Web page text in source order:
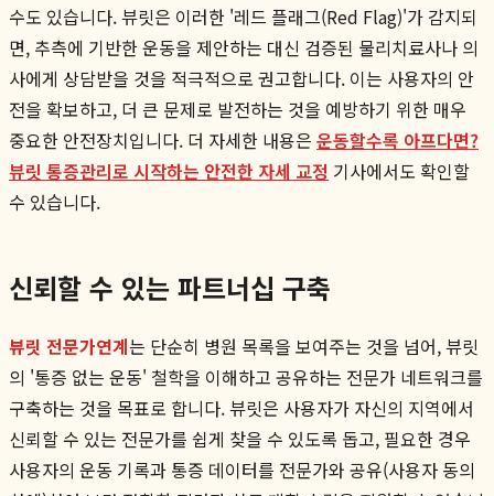
수도 있습니다. 뷰릿은 이러한 '레드 플래그(Red Flag)'가 감지되
면, 추측에 기반한 운동을 제안하는 대신 검증된 물리치료사나 의
사에게 상담받을 것을 적극적으로 권고합니다. 이는 사용자의 안
전을 확보하고, 더 큰 문제로 발전하는 것을 예방하기 위한 매우
중요한 안전장치입니다. 더 자세한 내용은 운동할수록 아프다면?
뷰릿 통증관리로 시작하는 안전한 자세 교정 기사에서도 확인할
수 있습니다.
신뢰할 수 있는 파트너십 구축
뷰릿 전문가연계는 단순히 병원 목록을 보여주는 것을 넘어, 뷰릿
의 '통증 없는 운동' 철학을 이해하고 공유하는 전문가 네트워크를
구축하는 것을 목표로 합니다. 뷰릿은 사용자가 자신의 지역에서
신뢰할 수 있는 전문가를 쉽게 찾을 수 있도록 돕고, 필요한 경우
사용자의 운동 기록과 통증 데이터를 전문가와 공유(사용자 동의